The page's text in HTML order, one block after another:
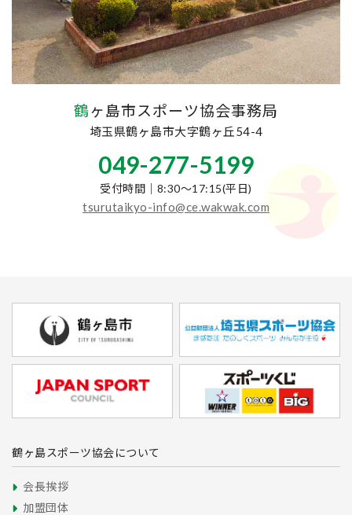
鶴ヶ島市スポーツ協会事務局
埼玉県鶴ヶ島市大字鶴ヶ丘54-4
049-277-5199
受付時間｜8:30～17:15(平日)
tsurutaikyo-info@ce.wakwak.com
鶴ヶ島スポーツ協会について
会長挨拶
加盟団体